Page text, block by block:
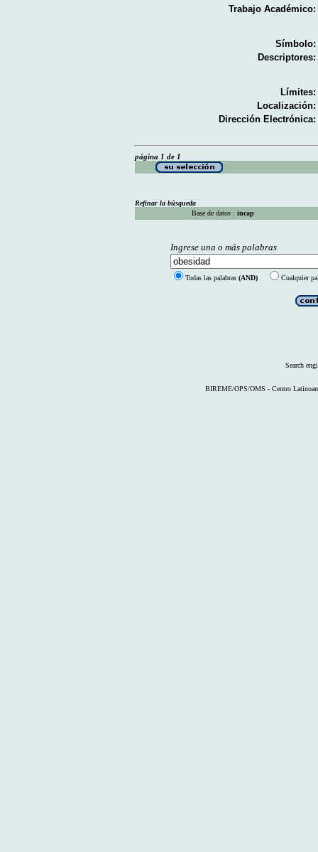
Trabajo Académico:
Símbolo:
Descriptores:
Límites:
Localización:
Dirección Electrónica:
página 1 de 1
Refinar la búsqueda
Base de datos : incap
Ingrese una o más palabras
Todas las palabras (AND) Cualquier
Search
BIREME/OPS/OMS - Centro